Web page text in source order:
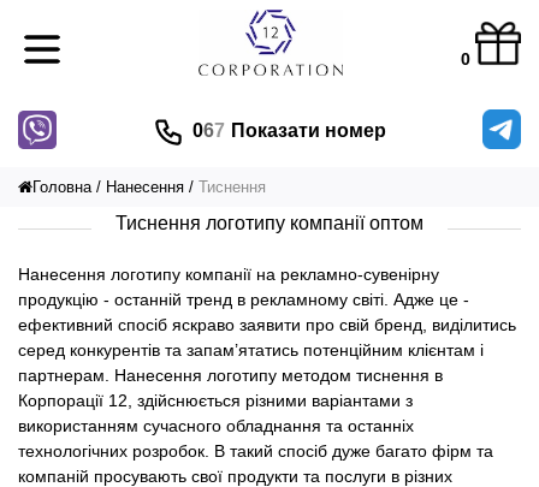
0
067 Показати номер
Головна Нанесення Тиснення
Тиснення логотипу компанії оптом
Нанесення логотипу компанії на рекламно-сувенірну
продукцію - останній тренд в рекламному світі. Адже це -
ефективний спосіб яскраво заявити про свій бренд, виділитись
серед конкурентів та запам’ятатись потенційним клієнтам і
партнерам. Нанесення логотипу методом тиснення в
Корпорації 12, здійснюється різними варіантами з
використанням сучасного обладнання та останніх
технологічних розробок. В такий спосіб дуже багато фірм та
компаній просувають свої продукти та послуги в різних